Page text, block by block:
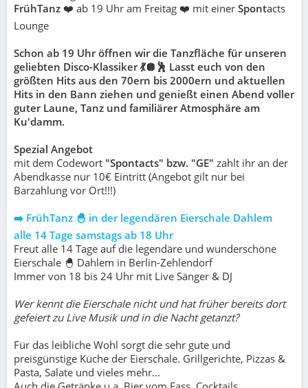
FrühTanz ❤️ ab 19 Uhr am Freitag ❤️ mit einer Spontacts
Lounge
Schon ab 19 Uhr öffnen wir die Tanzfläche für unseren
geliebten Disco-Klassiker 💃🪩🕺 Lasst euch von den
größten Hits aus den 70ern bis 2000ern und aktuellen
Hits in den Bann ziehen und genießt einen Abend voller
guter Laune, Tanz und familiärer Atmosphäre am
Ku'damm.
Spezial Angebot
mit dem Codewort "Spontacts" bzw. "GE" zahlt ihr an der
Abendkasse nur 10€ Eintritt (Angebot gilt nur bei
Barzahlung vor Ort!!!)
➡️ FrühTanz 🐣 in der legendären Eierschale Dahlem
alle 14 Tage samstags ab 18 Uhr
Freut alle 14 Tage auf die legendäre und wunderschöne
Eierschale 🐣 Dahlem in Berlin-Zehlendorf
Immer von 18 bis 24 Uhr mit Live Sänger & DJ
Wer kennt die Eierschale nicht und hat früher bereits dort
gefeiert zu Live Musik und in die Nacht getanzt?
Für das leibliche Wohl sorgt die sehr gute und
preisgünstige Küche der Eierschale. Grillgerichte, Pizzas &
Pasta, Salate und vieles mehr...